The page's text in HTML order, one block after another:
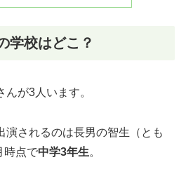
学校はどこ？
が3人います。
演されるのは長男の智生（とも
時点で中学3年生。